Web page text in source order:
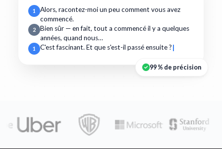
1
Alors, racontez-moi un peu comment vous avez
commencé.
2
Bien sûr — en fait, tout a commencé il y a quelques
années, quand nous…
1 C'est fascinant. Et que s'est-il passé ensuite ?
99 % de précision